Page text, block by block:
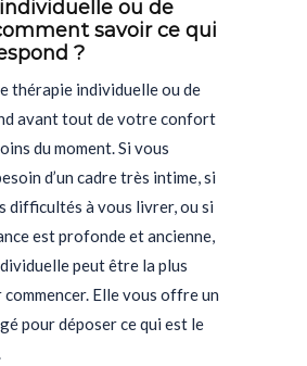
ou de
savoir ce qui
?
thérapie individuelle ou de
avant tout de votre confort
du moment. Si vous
d’un cadre très intime, si
difficultés à vous livrer, ou si
est profonde et ancienne,
peut être la plus
Elle vous offre un
pour déposer ce qui est le